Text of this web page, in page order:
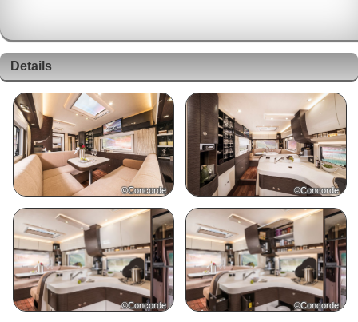
Details
©Concorde ©Concorde
©Concorde ©Concorde